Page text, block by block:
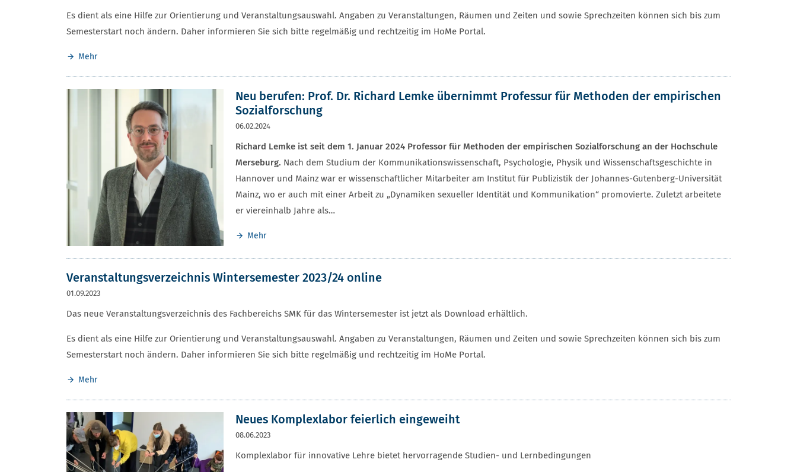
Es dient als eine Hilfe zur Orientierung und Veranstaltungsauswahl. Angaben zu Veranstaltungen, Räumen und Zeiten und sowie Sprechzeiten können sich bis zum
Semesterstart noch ändern. Daher informieren Sie sich bitte regelmäßig und rechtzeitig im HoMe Portal.
Mehr
Neu berufen: Prof. Dr. Richard Lemke übernimmt Professur für Methoden der empirischen
Sozialforschung
06.02.2024
Richard Lemke ist seit dem 1. Januar 2024 Professor für Methoden der empirischen Sozialforschung an der Hochschule
Merseburg. Nach dem Studium der Kommunikationswissenschaft, Psychologie, Physik und Wissenschaftsgeschichte in
Hannover und Mainz war er wissenschaftlicher Mitarbeiter am Institut für Publizistik der Johannes-Gutenberg-Universität
Mainz, wo er auch mit einer Arbeit zu „Dynamiken sexueller Identität und Kommunikation“ promovierte. Zuletzt arbeitete
er viereinhalb Jahre als…
Mehr
Veranstaltungsverzeichnis Wintersemester 2023/24 online
01.09.2023
Das neue Veranstaltungsverzeichnis des Fachbereichs SMK für das Wintersemester ist jetzt als Download erhältlich.
Es dient als eine Hilfe zur Orientierung und Veranstaltungsauswahl. Angaben zu Veranstaltungen, Räumen und Zeiten und sowie Sprechzeiten können sich bis zum
Semesterstart noch ändern. Daher informieren Sie sich bitte regelmäßig und rechtzeitig im HoMe Portal.
Mehr
Neues Komplexlabor feierlich eingeweiht
08.06.2023
Komplexlabor für innovative Lehre bietet hervorragende Studien- und Lernbedingungen